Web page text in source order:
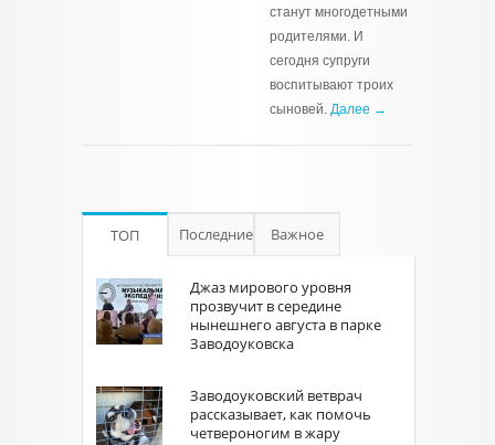
станут многодетными
родителями. И
сегодня супруги
воспитывают троих
сыновей. Далее →
ТОП Последние Важное
Джаз мирового уровня
прозвучит в середине
нынешнего августа в парке
Заводоуковска
Заводоуковский ветврач
рассказывает, как помочь
четвероногим в жару